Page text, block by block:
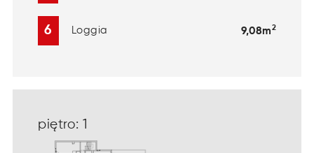
6 Loggia 9,08m2
piętro: 1